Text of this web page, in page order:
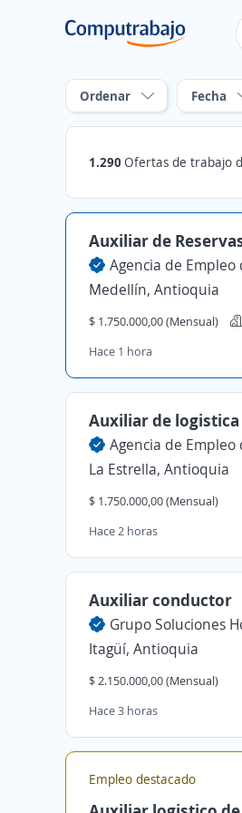
Ordenar Fecha
1.290 Ofertas de trabajo de
Auxiliar de
Agencia de
Medellín, Antioquia
$ 1.750.000,00 (Mensual)
Hace 1 hora
Auxiliar de logistica
Agencia de
La Estrella, Antioquia
$ 1.750.000,00 (Mensual)
Hace 2 horas
Auxiliar conductor
Grupo Soluciones
Itagüí, Antioquia
$ 2.150.000,00 (Mensual)
Hace 3 horas
Empleo destacado